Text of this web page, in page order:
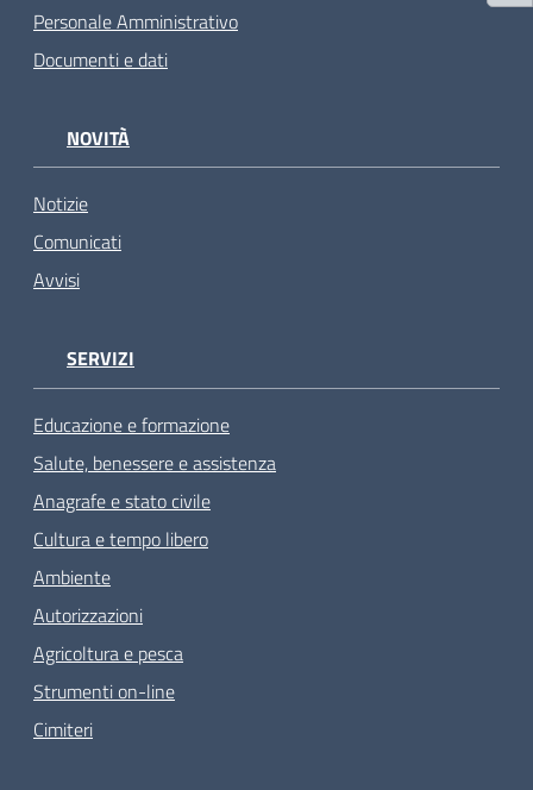
Personale Amministrativo
Documenti e dati
NOVITÀ
Notizie
Comunicati
Avvisi
SERVIZI
Educazione e formazione
Salute, benessere e assistenza
Anagrafe e stato civile
Cultura e tempo libero
Ambiente
Autorizzazioni
Agricoltura e pesca
Strumenti on-line
Cimiteri